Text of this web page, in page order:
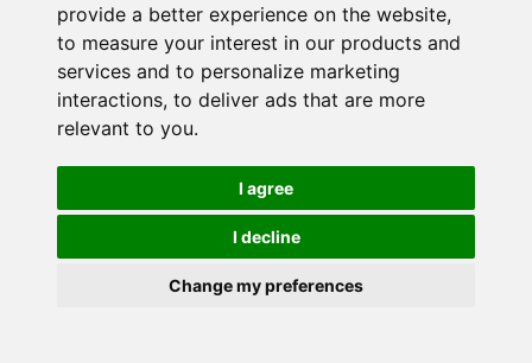
provide a better experience on the website,
to measure your interest in our products and
services and to personalize marketing
interactions, to deliver ads that are more
relevant to you.
I agree
I decline
Change my preferences